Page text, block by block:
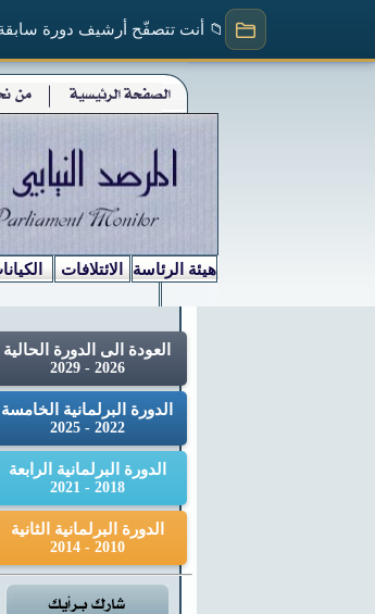
📁 أنت تتصفّح أرشيف دورة
هيئة الرئاسة الائتلافات
العودة الى الدورة الحالية
2026 - 2029
الدورة البرلمانية الخامسة
2022 - 2025
الدورة البرلمانية الرابعة
2018 - 2021
الدورة البرلمانية الثانية
2010 - 2014